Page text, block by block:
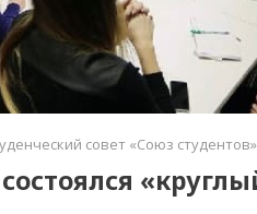
совет «Союз